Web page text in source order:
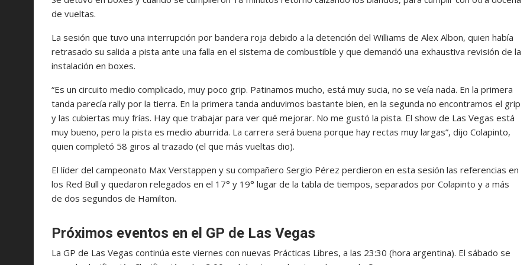
de vueltas.
La sesión que tuvo una interrupción por bandera roja debido a la detención del Williams de Alex Albon, quien había
retrasado su salida a pista ante una falla en el sistema de combustible y que demandó una exhaustiva revisión de la
instalación en boxes.
“Es un circuito medio complicado, muy poco grip. Patinamos mucho, está muy sucia, no se veía nada. En la primera
tanda parecía rally por la tierra. En la primera tanda anduvimos bastante bien, en la segunda no encontramos el grip
y las cubiertas muy frías. Hay que trabajar para ver qué mejorar. No me gustó la pista. El show de Las Vegas está
muy bueno, pero la pista es medio aburrida. La carrera será buena porque hay rectas muy largas”, dijo Colapinto,
quien completó 58 giros al trazado (el que más vueltas dio).
El líder del campeonato Max Verstappen y su compañero Sergio Pérez perdieron en esta sesión las referencias en
los Red Bull y quedaron relegados en el 17° y 19° lugar de la tabla de tiempos, separados por Colapinto y a más
de dos segundos de Hamilton.
Próximos eventos en el GP de Las Vegas
La GP de Las Vegas continúa este viernes con nuevas Prácticas Libres, a las 23:30 (hora argentina). El sábado se